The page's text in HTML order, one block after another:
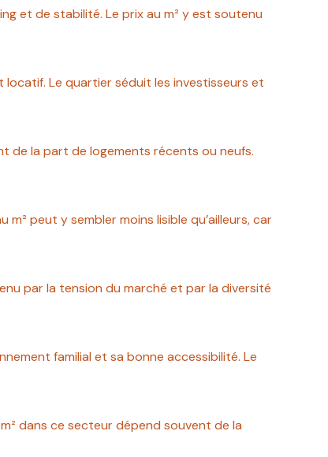
et de stabilité. Le prix au m² y est soutenu
Le quartier séduit les investisseurs et
de la part de logements récents ou neufs.
peut y sembler moins lisible qu’ailleurs, car
par la tension du marché et par la diversité
familial et sa bonne accessibilité. Le
dans ce secteur dépend souvent de la